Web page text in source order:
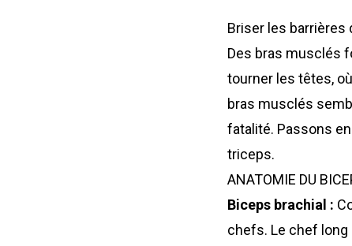
Briser les barrières
Des bras musclés
tourner les têtes,
bras musclés
fatalité. Passons
triceps.
ANATOMIE DU
Biceps brachial :
chefs. Le chef long